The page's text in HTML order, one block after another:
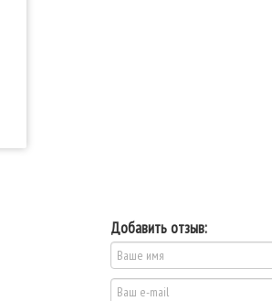
Добавить отзыв: